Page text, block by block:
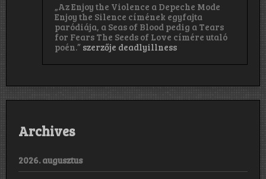
„Az Enjoy the Violence a Depeche Mode
Enjoy the Silence címének egyfajta
paródiája, a Seas of Blood pedig a Tears
for Fears The Seeds of Love címére utaló
poén.” szerzője deadlyillness
Archives
2026. augusztus